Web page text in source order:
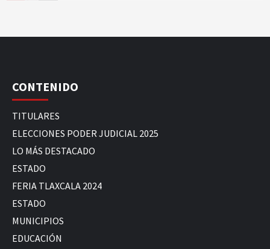
CONTENIDO
TITULARES
ELECCIONES PODER JUDICIAL 2025
LO MÁS DESTACADO
ESTADO
FERIA TLAXCALA 2024
ESTADO
MUNICIPIOS
EDUCACIÓN